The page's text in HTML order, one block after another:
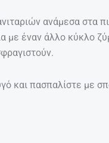
ανάμεσα στα
με έναν άλλο κύκλο
και πασπαλίστε με